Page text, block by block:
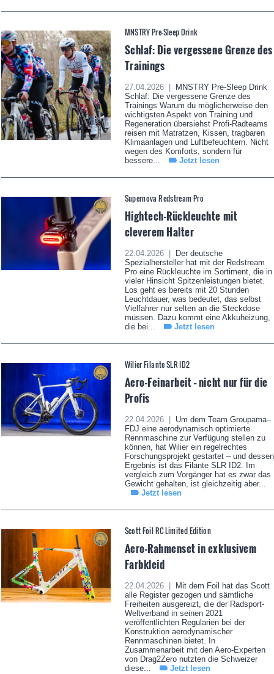
MNSTRY Pre-Sleep Drink
Schlaf: Die vergessene Grenze des
Trainings
27.04.2026 |
MNSTRY Pre-Sleep Drink
Schlaf: Die vergessene Grenze des
Trainings Warum du möglicherweise den
wichtigsten Aspekt von Training und
Regeneration übersiehst Profi-Radteams
reisen mit Matratzen, Kissen, tragbaren
Klimaanlagen und Luftbefeuchtern. Nicht
wegen des Komforts, sondern für
bessere...
Jetzt lesen
Supernova Redstream Pro
Hightech-Rückleuchte mit
cleverem Halter
22.04.2026 |
Der deutsche
Spezialhersteller hat mit der Redstream
Pro eine Rückleuchte im Sortiment, die in
vieler Hinsicht Spitzenleistungen bietet.
Los geht es bereits mit 20 Stunden
Leuchtdauer, was bedeutet, das selbst
Vielfahrer nur selten an die Steckdose
müssen. Dazu kommt eine Akkuheizung,
die bei...
Jetzt lesen
Wilier Filante SLR ID2
Aero-Feinarbeit – nicht nur für die
Profis
22.04.2026 |
Um dem Team Groupama–
FDJ eine aerodynamisch optimierte
Rennmaschine zur Verfügung stellen zu
können, hat Wilier ein regelrechtes
Forschungsprojekt gestartet – und dessen
Ergebnis ist das Filante SLR ID2. Im
vergleich zum Vorgänger hat es zwar das
Gewicht gehalten, ist gleichzeitig aber...
Jetzt lesen
Scott Foil RC Limited Edition
Aero-Rahmenset in exklusivem
Farbkleid
22.04.2026 |
Mit dem Foil hat das Scott
alle Register gezogen und sämtliche
Freiheiten ausgereizt, die der Radsport-
Weltverband in seinen 2021
veröffentlichten Regularien bei der
Konstruktion aerodynamischer
Rennmaschinen bietet. In
Zusammenarbeit mit den Aero-Experten
von Drag2Zero nutzten die Schweizer
diese...
Jetzt lesen